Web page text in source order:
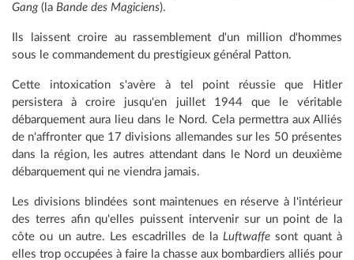
Gang (la Bande des Magiciens).
Ils laissent croire au rassemblement d'un million d'hommes
sous le commandement du prestigieux général Patton.
Cette intoxication s'avère à tel point réussie que Hitler
persistera à croire jusqu'en juillet 1944 que le véritable
débarquement aura lieu dans le Nord. Cela permettra aux Alliés
de n'affronter que 17 divisions allemandes sur les 50 présentes
dans la région, les autres attendant dans le Nord un deuxième
débarquement qui ne viendra jamais.
Les divisions blindées sont maintenues en réserve à l'intérieur
des terres afin qu'elles puissent intervenir sur un point de la
côte ou un autre. Les escadrilles de la Luftwaffe sont quant à
elles trop occupées à faire la chasse aux bombardiers alliés pour